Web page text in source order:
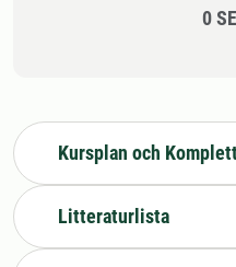
0
Kursplan och
Litteraturlista